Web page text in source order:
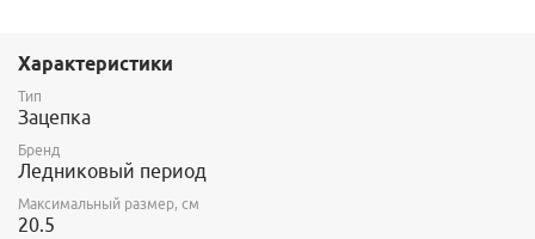
Характеристики
Тип
Зацепка
Бренд
Ледниковый период
Максимальный размер, см
20.5